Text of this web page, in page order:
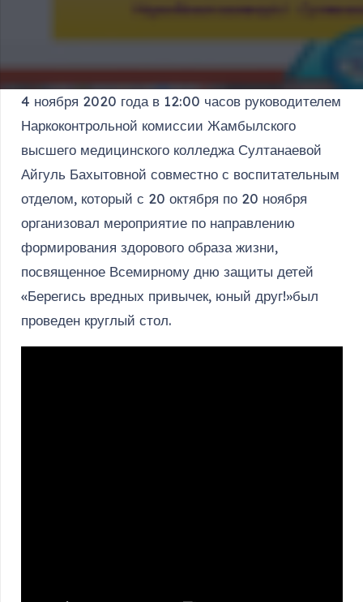
4 ноября 2020 года в 12:00 часов руководителем
Наркоконтрольной комиссии Жамбылского
высшего медицинского колледжа Султанаевой
Айгуль Бахытовной совместно с воспитательным
отделом, который с 20 октября по 20 ноября
организовал мероприятие по направлению
формирования здорового образа жизни,
посвященное Всемирному дню защиты детей
«Берегись вредных привычек, юный друг!»был
проведен круглый стол.